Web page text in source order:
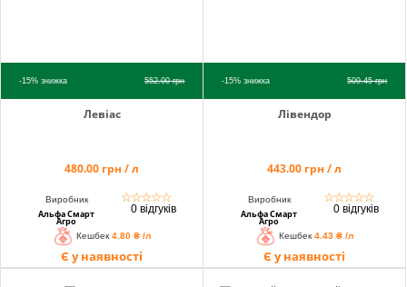
-15%знижка 552.00грн
Левіас
480.00 грн / л
Виробник
Альфа Смарт
Агро
☆☆☆☆☆
0 відгуків
Кешбек 4.80 ₴ /л
Є у наявності
-15%знижка 509.45грн
Лівендор
443.00 грн / л
Виробник
Альфа Смарт
Агро
☆☆☆☆☆
0 відгуків
Кешбек 4.43 ₴ /л
Є у наявності